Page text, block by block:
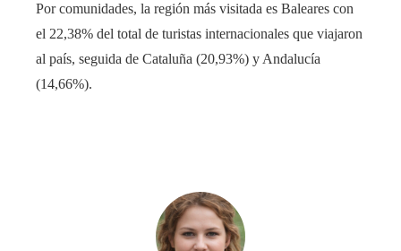
Por comunidades, la región más visitada es Baleares con
el 22,38% del total de turistas internacionales que viajaron
al país, seguida de Cataluña (20,93%) y Andalucía
(14,66%).